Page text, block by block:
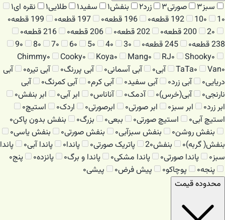
سبز۳ صورتی۳ زرد۲ بنفش۱ سفید۱ طلایی۱ نقره ای۱
1۰ 10۰ 192 قطعه ۰ 196 قطعه ۰ 197 قطعه ۰ 199 قطعه
۰
2۰ 200 قطعه ۰ 202 قطعه ۰ 206 قطعه ۰ 216 قطعه
۰
238 قطعه
۰ 245 قطعه ۰ 3۰ 4۰ 5۰ 6۰ 7۰ 8۰ 9۰
Chimmy۰ Cooky۰ Koya۰ Mang۰ RJ۰ Shooky۰
TaTa۰ Van۰ آبی۰ آبی آسمانی۰ آبی پررنگ۰ آبی تیره۰
آبی
دریایی۰ آبی زرد۰ آبی سفید۰ آبی کرم۰ آبی کمرنگ۰
آبی
نارنجی۰ آبی(خرس)۰ آدمک۰ آناناس۰ ابر آبی۰ ابر بنفش۰
ابر زرد۰ ابر سبز۰ ابر صورتی۰ ابرصورتی۰ اردک۰ استیچ۰
استیچ آبی۰ استیچ صورتی۰ ببعی۰ بزرگ۰ بنفش بدون پاکن۰
بنفش روشن۰ بنفش سبزآبی۰ بنفش صورتی۰ بنفش یاسی۰
بنفش( گربه)۰ بنفش2۰ پاتریک صورتی۰ پاندا۰ پاندا آبی۰
پاندا
سبز۰ پاندا صورتی۰ پاندا مشکی۰ پاندا و برگ۰ پانزده۰ پنج۰
پنجه۰ پوچاکو۰ پیش فرض۰ پیشی۰
محدوده قیمت